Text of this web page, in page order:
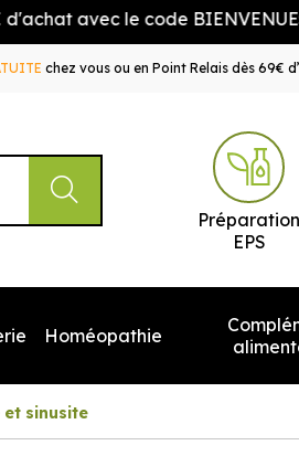
le code BIENVENUE5
chez vous ou en Point Relais dès 69€
en ligne à votre service
Préparation
EPS
Homéopathie
et sinusite